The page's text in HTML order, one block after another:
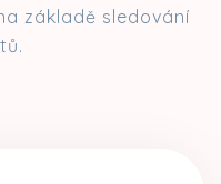
základě sledování